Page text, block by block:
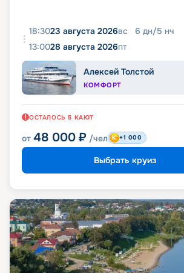
18:3023 августа 2026вс 6 дн/5 нч
13:0028 августа 2026пт
Алексей Толстой
КОМФОРТ
ОСТАЛОСЬ 5 КАЮТ
от 48 000 ₽ /чел +1 000
Выбрать круиз